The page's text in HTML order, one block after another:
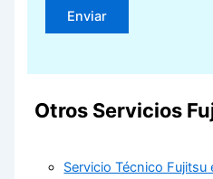
Otros Servicios
Servicio Técnico Fujitsu